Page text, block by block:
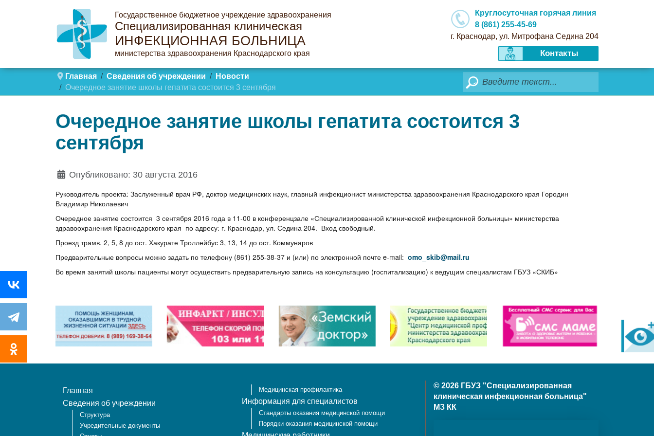
Государственное бюджетное учреждение здравоохранения
Специализированная клиническая
ИНФЕКЦИОННАЯ БОЛЬНИЦА
министерства здравоохранения Краснодарского края
Круглосуточная горячая линия
8 (861) 255-45-69
г. Краснодар, ул. Митрофана Седина 204
Контакты
Главная Сведения об учреждении
Новости
Очередное занятие школы гепатита состоится 3 сентября
Поиск
Очередное занятие школы гепатита состоится 3
сентября
Опубликовано: 30 августа 2016
Руководитель проекта: Заслуженный врач РФ, доктор медицинских наук, главный инфекционист министерства здравоохранения Краснодарского края Городин
Владимир Николаевич
Очередное занятие состоится 3 сентября 2016 года в 11-00 в конференцзале «Специализированной клинической инфекционной больницы» министерства
здравоохранения Краснодарского края по адресу: г. Краснодар, ул. Седина 204. Вход свободный.
Проезд трамв. 2, 5, 8 до ост. Хакурате Троллейбус 3, 13, 14 до ост. Коммунаров
Предварительные вопросы можно задать по телефону (861) 255-38-37 и (или) по электронной почте e-mail: omo_skib@mail.ru
Во время занятий школы пациенты могут осуществить предварительную запись на консультацию (госпитализацию) к ведущим специалистам ГБУЗ «СКИБ»
Главная
Сведения об учреждении
Структура
Учредительные документы
Медицинская профилактика
Информация для специалистов
Стандарты оказания медицинской помощи
Порядки оказания медицинской помощи
© 2026 ГБУЗ "Специализированная
клиническая инфекционная больница"
МЗ КК